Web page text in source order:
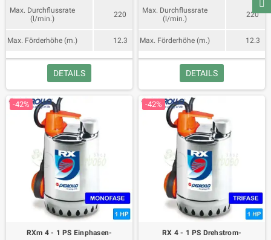
Max. Durchflussrate
(l/min.)
220
Max. Förderhöhe (m.) 12.3
DETAILS
Max. Durchflussrate
(l/min.)
220
Max. Förderhöhe (m.) 12.3
DETAILS
-42%
RXm 4 - 1 PS Einphasen-
-42%
RX 4 - 1 PS Drehstrom-